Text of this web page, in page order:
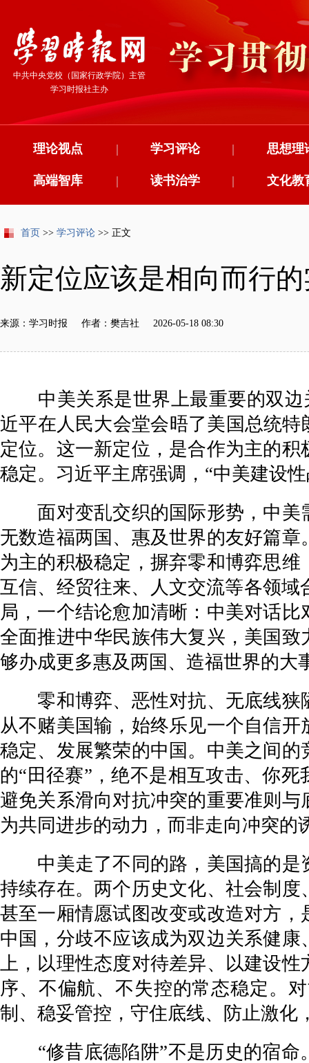
中共中央党校（国家行政学院）主管
学习时报社主办
理论视点 学习评论
| 思想理
|
高端智库 读书治学
| 文化教
|
首页 >> 学习评论 >> 正文
新定位应该是相向而行
来源：学习时报 作者：樊吉社 2026-05-18 08:30
中美关系是世界上最重要的双边
近平在人民大会堂会晤了美国总统
定位。这一新定位，是合作为主的
稳定。习近平主席强调，“中美建设
面对变乱交织的国际形势，中美
无数造福两国、惠及世界的友好篇
为主的积极稳定，摒弃零和博弈思
互信、经贸往来、人文交流等各领
局，一个结论愈加清晰：中美对话
全面推进中华民族伟大复兴，美国
够办成更多惠及两国、造福世界的大
零和博弈、恶性对抗、无底线狭
从不赌美国输，始终乐见一个自信
稳定、发展繁荣的中国。中美之间
的“田径赛”，绝不是相互攻击、你
避免关系滑向对抗冲突的重要准则
为共同进步的动力，而非走向冲突
中美走了不同的路，美国搞的是
持续存在。两个历史文化、社会制
甚至一厢情愿试图改变或改造对方
中国，分歧不应该成为双边关系健
上，以理性态度对待差异、以建设
序、不偏航、不失控的常态稳定。
制、稳妥管控，守住底线、防止激化
“修昔底德陷阱”不是历史的宿命